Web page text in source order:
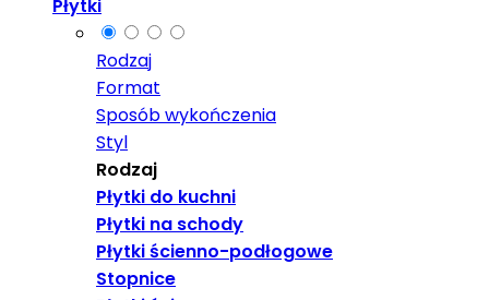
Płytki
Rodzaj
Format
Sposób wykończenia
Styl
Rodzaj
Płytki do kuchni
Płytki na schody
Płytki ścienno-podłogowe
Stopnice